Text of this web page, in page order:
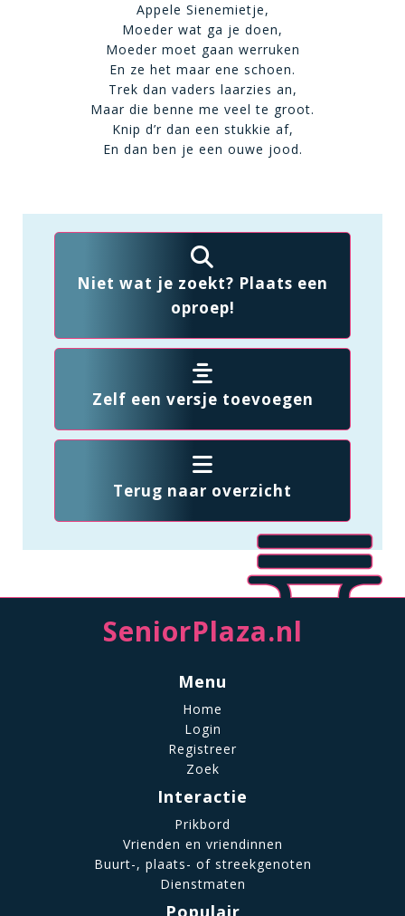
Appele Sienemietje,
Moeder wat ga je doen,
Moeder moet gaan werruken
En ze het maar ene schoen.
Trek dan vaders laarzies an,
Maar die benne me veel te groot.
Knip d’r dan een stukkie af,
En dan ben je een ouwe jood.
Niet wat je zoekt? Plaats een
oproep!
Zelf een versje toevoegen
Terug naar overzicht
SeniorPlaza.nl
Menu
Home
Login
Registreer
Zoek
Interactie
Prikbord
Vrienden en vriendinnen
Buurt-, plaats- of streekgenoten
Dienstmaten
Populair